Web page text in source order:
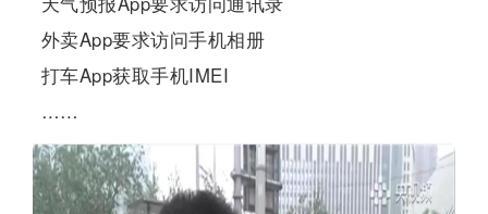
外卖App要求访问手机相册
打车App获取手机IMEI
……